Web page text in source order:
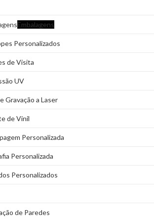
Embalagens
Personalizados
de Visita
UV
Gravação a Laser
de Vinil
Personalizada
Personalizada
Personalizados
de Paredes